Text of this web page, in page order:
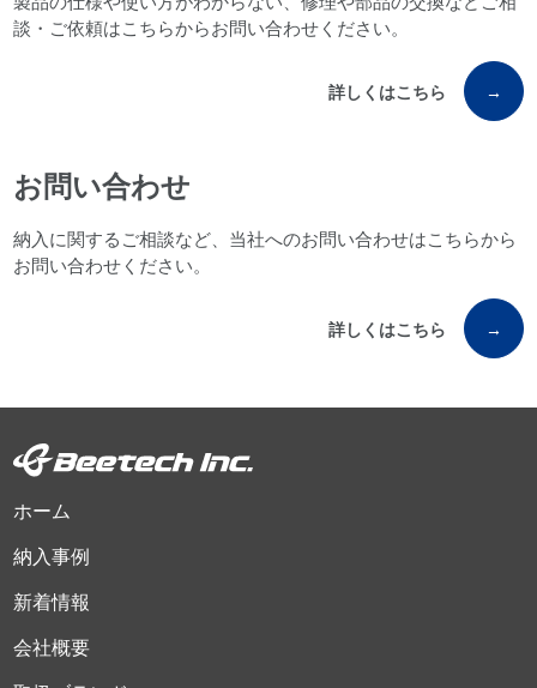
談・ご依頼はこちらからお問い合わせください。
詳しくはこちら →
お問い合わせ
納入に関するご相談など、当社へのお問い合わせはこちらから
お問い合わせください。
詳しくはこちら →
ホーム
納入事例
新着情報
会社概要